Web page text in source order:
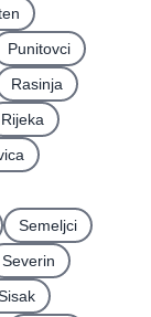
Punitovci
Rasinja
Rijeka
Semeljci
Severin